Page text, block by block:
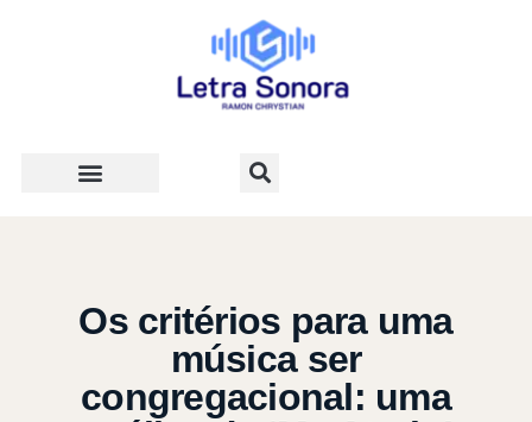
Os critérios para uma
música ser
congregacional: uma